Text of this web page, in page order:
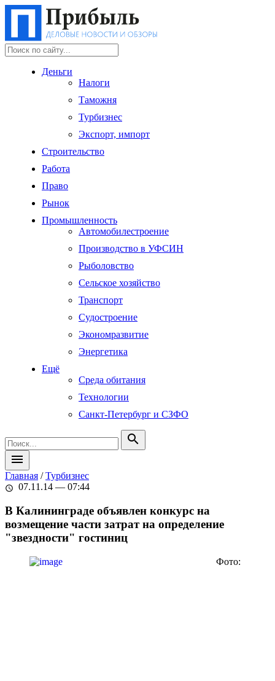
Деньги
Налоги
Таможня
Турбизнес
Экспорт, импорт
Строительство
Работа
Право
Рынок
Промышленность
Автомобилестроение
Производство в УФСИН
Рыболовство
Сельское хозяйство
Транспорт
Судостроение
Экономразвитие
Энергетика
Ещё
Среда обитания
Технологии
Санкт-Петербург и СЗФО
search
menu
Главная /Турбизнес
schedule 07.11.14 — 07:44
В Калининграде объявлен конкурс на
возмещение части затрат на определение
"звездности" гостиниц
Фото: